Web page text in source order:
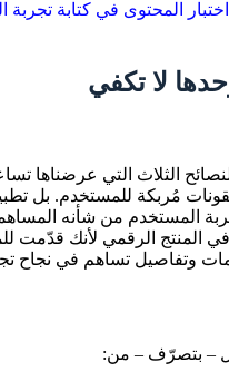
اختبار المحتوى في كتابة تجربة
لا تكفي
الثلاث التي عرضناها
مُربكة للمستخدم. بل
المستخدم من شأنه
المنتج الرقمي لأنك قدّمت
وتفاصيل تساهم في نجاح
– بتصرّف – من: